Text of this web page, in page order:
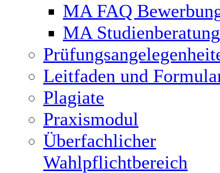
MA FAQ
MA Studienberatung
Leitfaden und
Plagiate
Praxismodul
Überfachlicher
Wahlpflichtbereich